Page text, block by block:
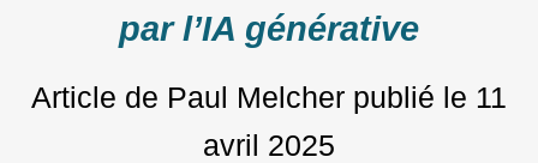
par l’IA générative
Article de Paul Melcher publié le 11
avril 2025